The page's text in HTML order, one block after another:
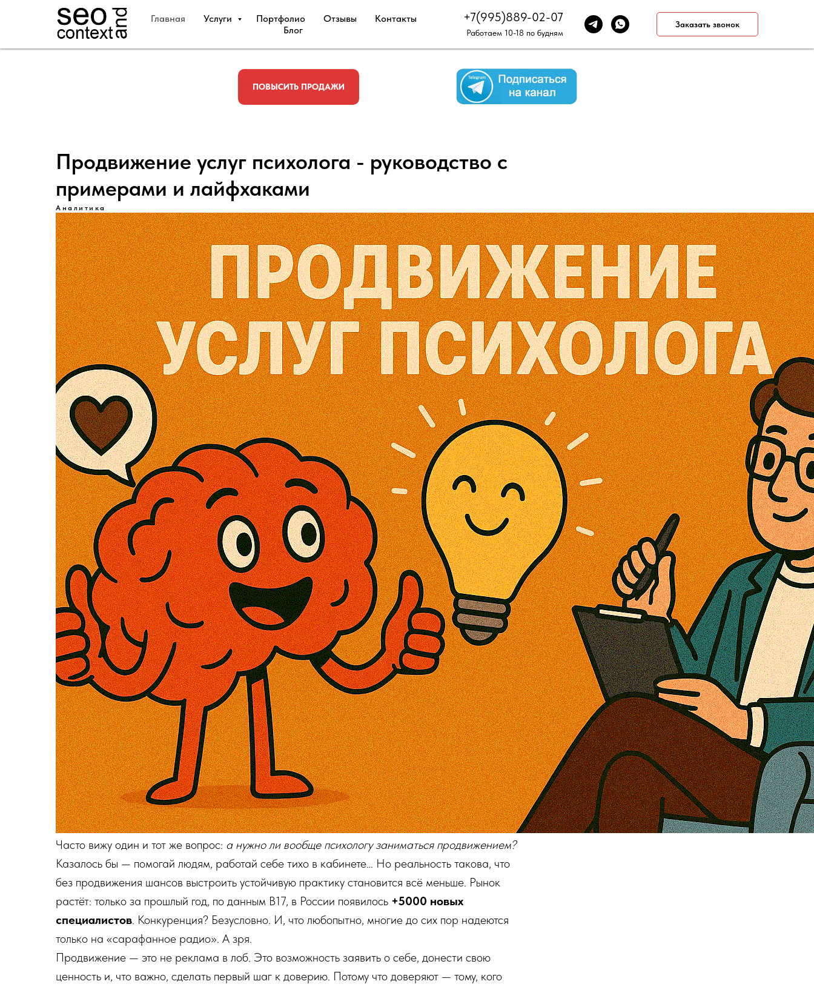
Главная Услуги Портфолио Отзывы
Контакты
Блог
+7(995)889-02-07
Работаем 10-18 по будням
Заказать звонок
ПОВЫСИТЬ ПРОДАЖИ
Продвижение услуг психолога - руководство с
примерами и лайфхаками
Аналитика
Часто вижу один и тот же вопрос: а нужно ли вообще психологу заниматься продвижением?
Казалось бы — помогай людям, работай себе тихо в кабинете… Но реальность такова, что
без продвижения шансов выстроить устойчивую практику становится всё меньше. Рынок
растёт: только за прошлый год, по данным B17, в России появилось +5000 новых
специалистов. Конкуренция? Безусловно. И, что любопытно, многие до сих пор надеются
только на «сарафанное радио». А зря.
Продвижение — это не реклама в лоб. Это возможность заявить о себе, донести свою
ценность и, что важно, сделать первый шаг к доверию. Потому что доверяют — тому, кого